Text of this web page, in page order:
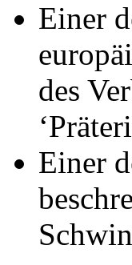
Einer
des
Einer